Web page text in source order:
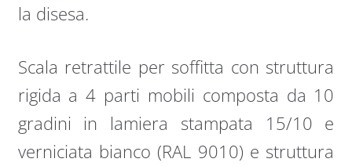
la disesa.
Scala retrattile per soffitta con struttura
rigida a 4 parti mobili composta da 10
gradini in lamiera stampata 15/10 e
verniciata bianco (RAL 9010) e struttura